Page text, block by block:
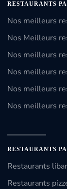
RESTAURANTS
Nos meilleurs
Nos Meilleurs
Nos meilleurs
Nos meilleurs
Nos meilleurs
Nos meilleurs
RESTAURANTS
Restaurants
Restaurants